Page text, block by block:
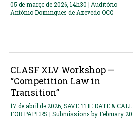
05 de março de 2026, 14h30 | Auditório
António Domingues de Azevedo OCC
CLASF XLV Workshop —
“Competition Law in
Transition”
17 de abril de 2026, SAVE THE DATE & CALL
FOR PAPERS | Submissions by February 20